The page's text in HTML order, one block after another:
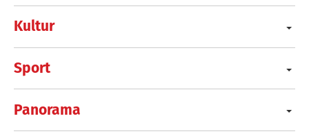
Kultur
Sport
Panorama